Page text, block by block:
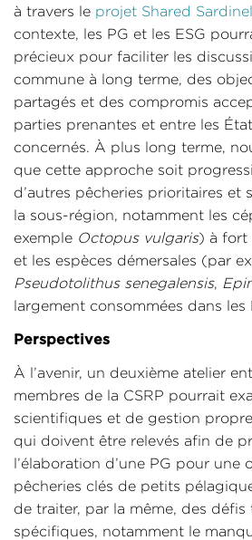
à travers le projet Shared
contexte, les PG et les ESG
précieux pour faciliter les
commune à long terme, des
partagés et des compromis
parties prenantes et entre les
concernés. À plus long terme,
que cette approche soit
d’autres pêcheries prioritaires et
la sous-région, notamment les
exemple Octopus vulgaris) à fort
et les espèces démersales (par
Pseudotolithus senegalensis,
largement consommées dans les
Perspectives
À l’avenir, un deuxième atelier
membres de la CSRP pourrait
scientifiques et de gestion
qui doivent être relevés afin de
l’élaboration d’une PG pour une
pêcheries clés de petits
de traiter, par la même, des défis
spécifiques, notamment le